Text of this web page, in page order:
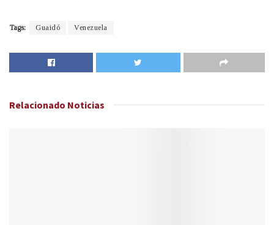
Tags: Guaidó Venezuela
Relacionado Noticias